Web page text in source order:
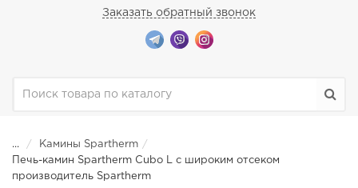
Заказать обратный звонок
...
Камины Spartherm
Печь-камин Spartherm Cubo L с широким отсеком
производитель Spartherm